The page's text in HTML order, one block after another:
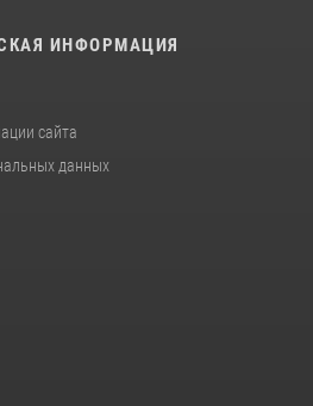
ИНФОРМАЦИЯ
сайта
данных